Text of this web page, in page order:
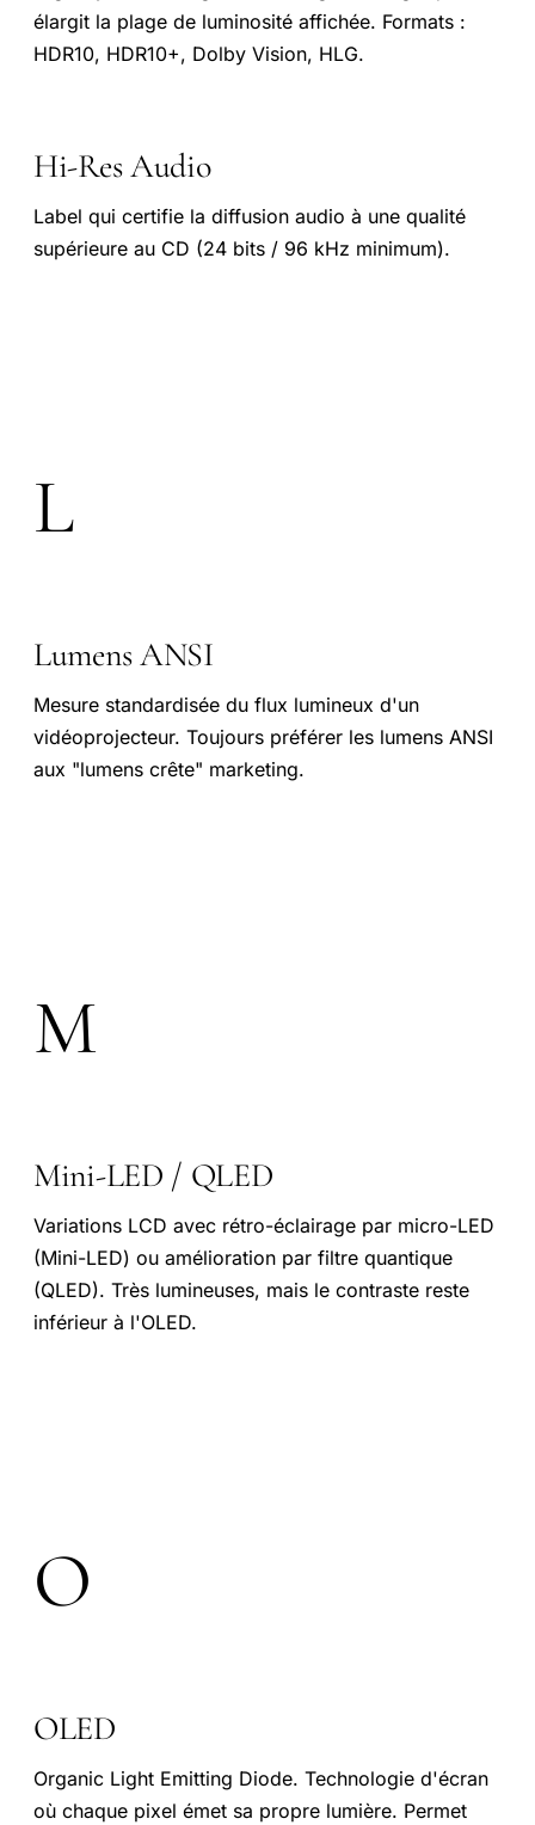
élargit la plage de luminosité affichée. Formats :
HDR10, HDR10+, Dolby Vision, HLG.
Hi-Res Audio
Label qui certifie la diffusion audio à une qualité
supérieure au CD (24 bits / 96 kHz minimum).
L
Lumens ANSI
Mesure standardisée du flux lumineux d'un
vidéoprojecteur. Toujours préférer les lumens ANSI
aux "lumens crête" marketing.
M
Mini-LED / QLED
Variations LCD avec rétro-éclairage par micro-LED
(Mini-LED) ou amélioration par filtre quantique
(QLED). Très lumineuses, mais le contraste reste
inférieur à l'OLED.
O
OLED
Organic Light Emitting Diode. Technologie d'écran
où chaque pixel émet sa propre lumière. Permet